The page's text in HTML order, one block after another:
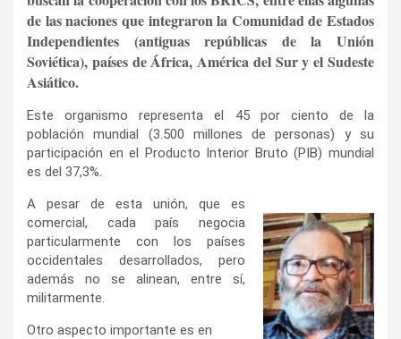
de las naciones que integraron la Comunidad de Estados
Independientes (antiguas repúblicas de la Unión
Soviética), países de África, América del Sur y el Sudeste
Asiático.
Este organismo representa el 45 por ciento de la
población mundial (3.500 millones de personas) y su
participación en el Producto Interior Bruto (PIB) mundial
es del 37,3%.
A pesar de esta unión, que es
comercial, cada país negocia
particularmente con los países
occidentales desarrollados, pero
además no se alinean, entre sí,
militarmente.
Otro aspecto importante es en